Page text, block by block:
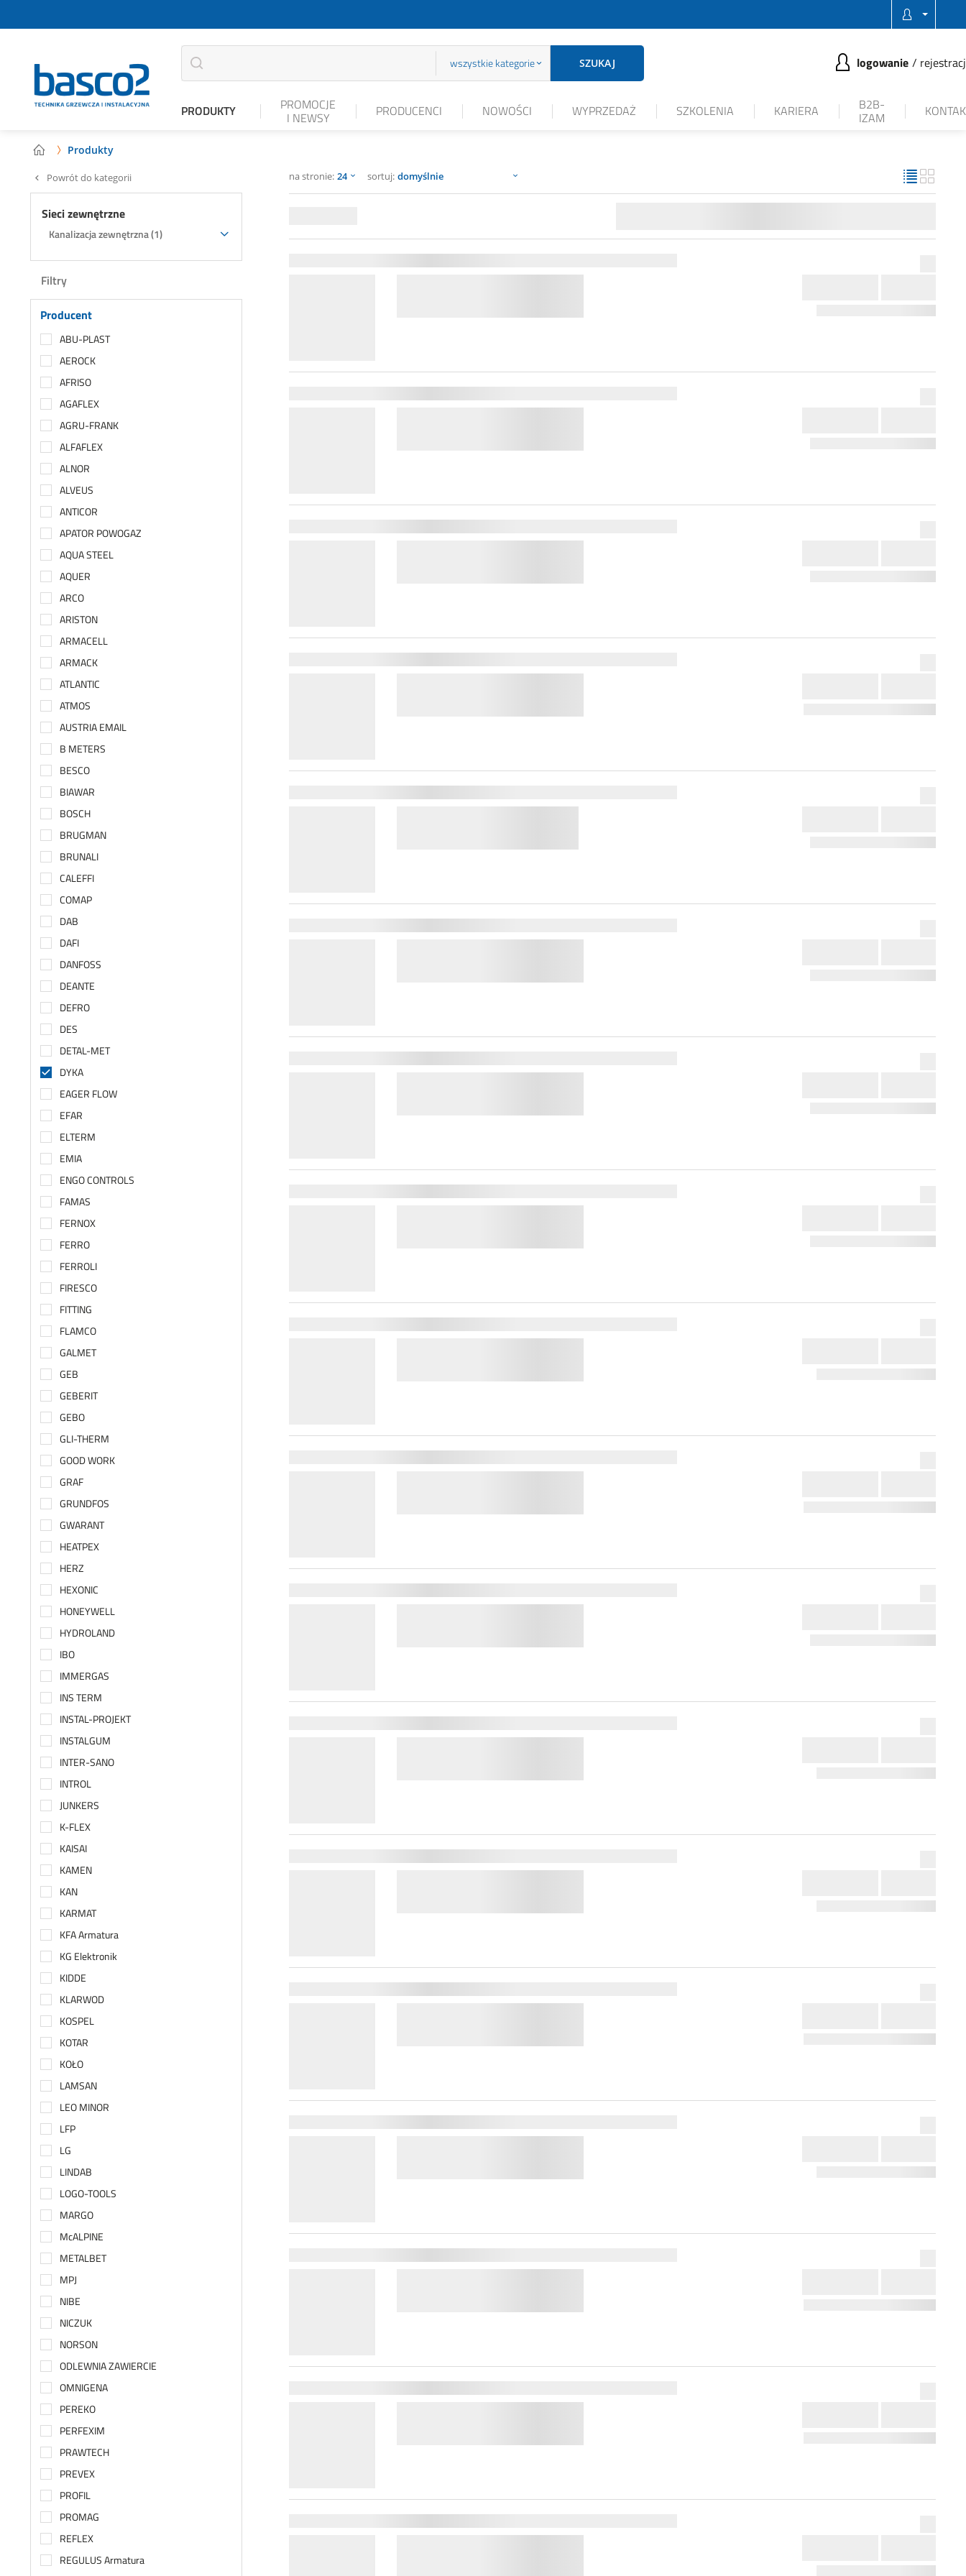
wszystkie kategorie SZUKAJ logowanie
PRODUKTY PROMOCJE
I NEWSY PRODUCENCI NOWOŚCI WYPRZEDAŻ SZKOLENIA KARIERA B2B-
IZAM
 Produkty
Powrót do kategorii
Sieci zewnętrzne
Kanalizacja zewnętrzna (1)
Filtry
Producent
ABU-PLAST
AEROCK
AFRISO
AGAFLEX
AGRU-FRANK
ALFAFLEX
ALNOR
ALVEUS
ANTICOR
APATOR POWOGAZ
AQUA STEEL
AQUER
ARCO
ARISTON
ARMACELL
ARMACK
ATLANTIC
ATMOS
AUSTRIA EMAIL
B METERS
BESCO
BIAWAR
BOSCH
BRUGMAN
BRUNALI
CALEFFI
COMAP
DAB
DAFI
DANFOSS
DEANTE
DEFRO
DES
DETAL-MET
DYKA
EAGER FLOW
EFAR
ELTERM
EMIA
ENGO CONTROLS
FAMAS
FERNOX
FERRO
FERROLI
FIRESCO
FITTING
FLAMCO
GALMET
GEB
GEBERIT
GEBO
GLI-THERM
GOOD WORK
GRAF
GRUNDFOS
GWARANT
HEATPEX
HERZ
HEXONIC
HONEYWELL
HYDROLAND
IBO
IMMERGAS
INS TERM
INSTAL-PROJEKT
INSTALGUM
INTER-SANO
INTROL
JUNKERS
K-FLEX
KAISAI
KAMEN
KAN
KARMAT
KFA Armatura
KG Elektronik
KIDDE
KLARWOD
KOSPEL
KOTAR
KOŁO
LAMSAN
LEO MINOR
LFP
LG
LINDAB
LOGO-TOOLS
MARGO
McALPINE
METALBET
MPJ
NIBE
NICZUK
NORSON
ODLEWNIA ZAWIERCIE
OMNIGENA
PEREKO
PERFEXIM
PRAWTECH
PREVEX
PROFIL
PROMAG
REFLEX
REGULUS Armatura
sortuj
na stronie